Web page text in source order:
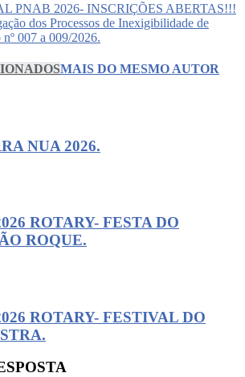
PNAB 2026- INSCRIÇÕES ABERTAS!!!
dos Processos de Inexigibilidade de
007 a 009/2026.
MAIS DO MESMO AUTOR
NUA 2026.
ROTARY- FESTA DO
ROQUE.
ROTARY- FESTIVAL DO